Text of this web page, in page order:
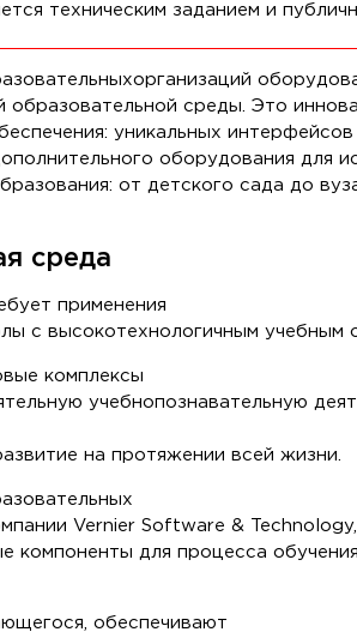
техническим заданием и
среды. Это
уникальных
оборудования для
от детского сада до
среда
применения
с высокотехнологичным учебным
комплексы
учебнопознавательную
на протяжении всей жизни.
Vernier Software &
для процесса
обеспечивают